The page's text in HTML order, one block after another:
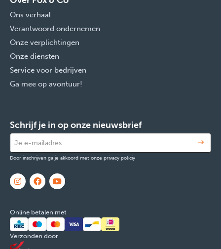
Ons verhaal
Verantwoord ondernemen
Onze verplichtingen
Onze diensten
Service voor bedrijven
Ga mee op avontuur!
Schrijf je in op onze nieuwsbrief
Door inschrijven ga je akkoord met onze privacy policiy
Online betalen met
Verzonden door